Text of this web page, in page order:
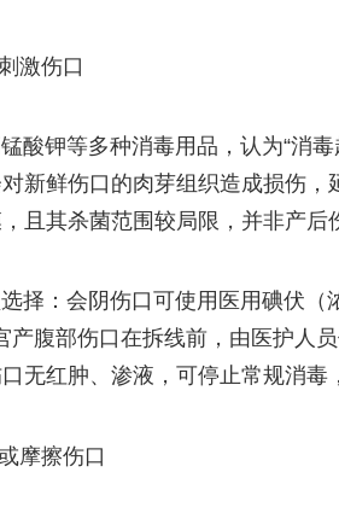
激伤口
酸钾等多种消毒用品，认为“消
新鲜伤口的肉芽组织造成损伤，
且其杀菌范围较局限，并非产后
择：会阴伤口可使用医用碘伏（
腹部伤口在拆线前，由医护人
无红肿、渗液，可停止常规消毒
摩擦伤口